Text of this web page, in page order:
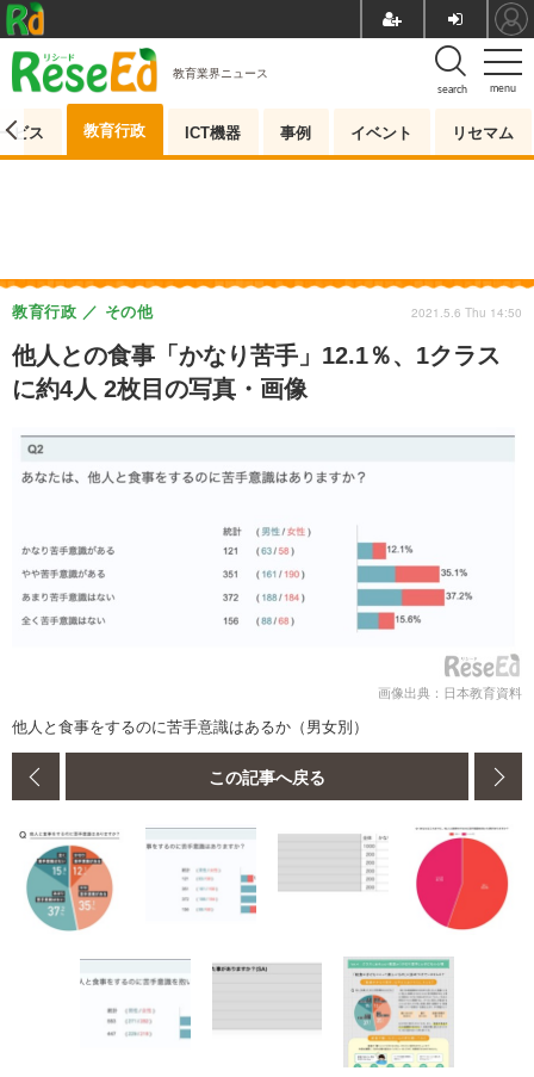
menu
search
教育業界ニュース
ビス 教育行政 ICT機器 事例 イベント リセマム
他人との食事「かなり苦手」12.1％、1クラス
に約4人 2枚目の写真・画像
教育行政 その他 2021.5.6 Thu 14:50
画像出典：​日本教育資料
他人と食事をするのに苦手意識はあるか（男女別）
この記事へ戻る